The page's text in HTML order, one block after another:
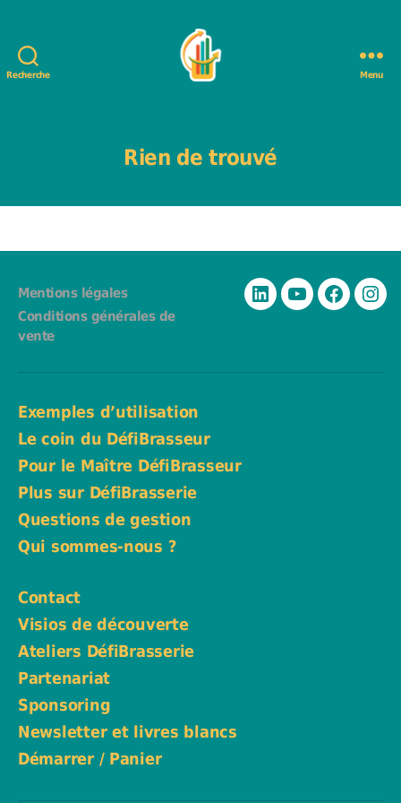
Recherche
de
gestion
Menu
Rien de trouvé
Mentions légales
Conditions générales de
vente
LinkedinYouTubeFacebook
Exemples d’utilisation
Le coin du DéfiBrasseur
Pour le Maître DéfiBrasseur
Plus sur DéfiBrasserie
Questions de gestion
Qui sommes-nous ?
Contact
Visios de découverte
Ateliers DéfiBrasserie
Partenariat
Sponsoring
Newsletter et livres blancs
Démarrer / Panier